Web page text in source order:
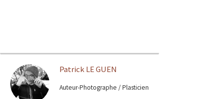
Patrick LE GUEN
Auteur-Photographe / Plasticien